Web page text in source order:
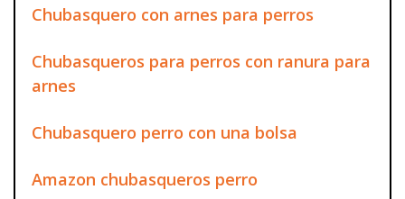
Chubasquero con arnes para perros
Chubasqueros para perros con ranura para
arnes
Chubasquero perro con una bolsa
Amazon chubasqueros perro